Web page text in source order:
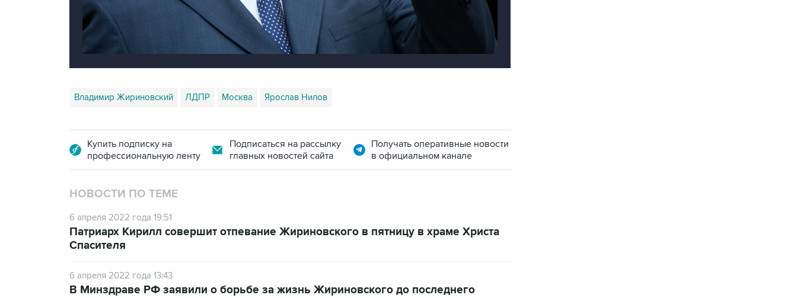
Владимир Жириновский ЛДПР Москва Ярослав Нилов
Купить подписку на
профессиональную ленту
Подписаться на рассылку
главных новостей сайта
Получать оперативные новости
в официальном канале
НОВОСТИ ПО ТЕМЕ
6 апреля 2022 года 19:51
Патриарх Кирилл совершит отпевание Жириновского в пятницу в храме Христа
Спасителя
6 апреля 2022 года 13:43
В Минздраве РФ заявили о борьбе за жизнь Жириновского до последнего